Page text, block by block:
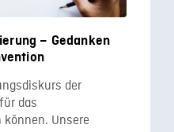
– Gedanken
der
das
Unsere